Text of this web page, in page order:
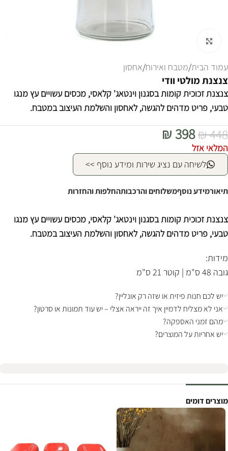
עמוד הבית/מטבח ואירוח/אחסון
צנצנת מולטי וודי
צנצנת זכוכית קומות בסגנון וינטאג' קלאסי, מכסים עשויים עץ מנגו
טבעי, פריט מדהים להגשה, לאחסון והשלמת העיצוב במטבח.
₪448
₪398
המלאי אזל
לשיחה עם נציג שירות ומידע נוסף >>
תיאורמידע נוסףמשלוחים והרכבותהחלפות והחזרות
צנצנת זכוכית קומות בסגנון וינטאג' קלאסי, מכסים עשויים עץ מנגו
טבעי, פריט מדהים להגשה, לאחסון והשלמת העיצוב במטבח.
מידות:
גובה 48 ס"מ | קוטר 21 ס"מ
יש לכם חנות פיזית או שזה רק אונליין?
אני לא מצליח לדמיין איך זה ייראה אצלי – יש עוד תמונות או סרטון?
מהם זמני האספקה?
יש אחריות על המוצרים?
מוצרים דומים